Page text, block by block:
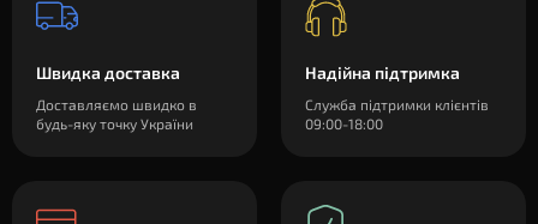
Швидка доставка
Доставляємо швидко в
будь-яку точку України
Надійна підтримка
Служба підтримки клієнтів
09:00-18:00